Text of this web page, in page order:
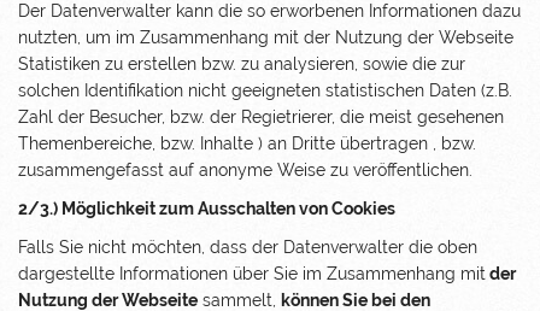
Der Datenverwalter kann die so erworbenen Informationen dazu
nutzten, um im Zusammenhang mit der Nutzung der Webseite
Statistiken zu erstellen bzw. zu analysieren, sowie die zur
solchen Identifikation nicht geeigneten statistischen Daten (z.B.
Zahl der Besucher, bzw. der Regietrierer, die meist gesehenen
Themenbereiche, bzw. Inhalte ) an Dritte übertragen , bzw.
zusammengefasst auf anonyme Weise zu veröffentlichen.
2/3.) Möglichkeit zum Ausschalten von Cookies
Falls Sie nicht möchten, dass der Datenverwalter die oben
dargestellte Informationen über Sie im Zusammenhang mit der
Nutzung der Webseite sammelt,
können Sie bei den